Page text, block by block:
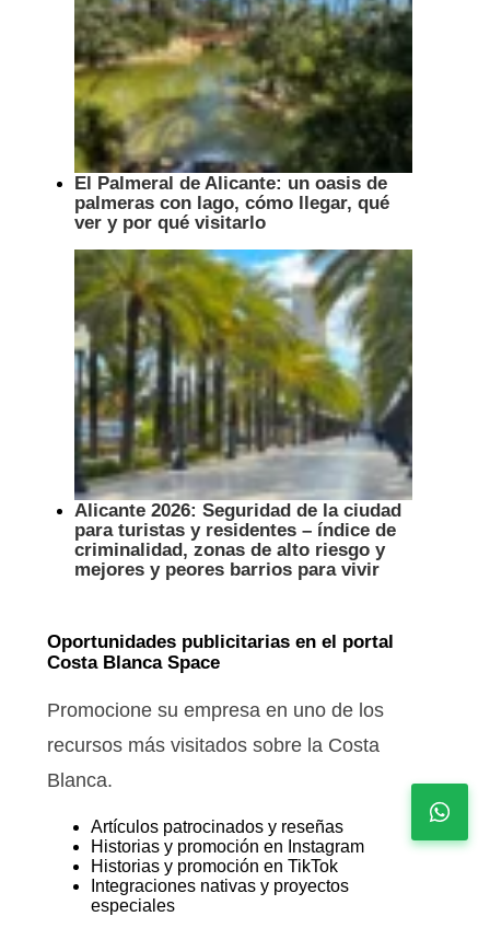
El Palmeral de Alicante: un oasis de
palmeras con lago, cómo llegar, qué
ver y por qué visitarlo
Alicante 2026: Seguridad de la ciudad
para turistas y residentes – índice de
criminalidad, zonas de alto riesgo y
mejores y peores barrios para vivir
Oportunidades publicitarias en el portal
Costa Blanca Space
Promocione su empresa en uno de los
recursos más visitados sobre la Costa
Blanca.
Artículos patrocinados y reseñas
Historias y promoción en Instagram
Historias y promoción en TikTok
Integraciones nativas y proyectos
especiales